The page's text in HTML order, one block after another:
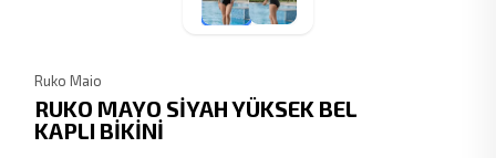
Ruko Maio
RUKO MAYO SİYAH YÜKSEK BEL
KAPLI BİKİNİ